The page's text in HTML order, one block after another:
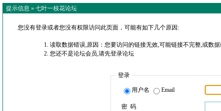
提示信息 » 七叶一枝花论坛
您没有登录或者您没有权限访问此页面，可能有如下几个原因:
读取数据错误,原因：您要访问的链接无效,可能链接不完整,或数
您还不是论坛会员,请先登录论坛
登录
用户名 Email
密 码